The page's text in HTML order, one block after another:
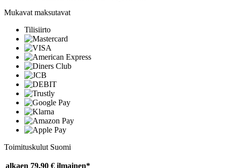
Mukavat maksutavat
Tilisiirto
Toimituskulut Suomi
alkaen 79,90 € ilmainen*